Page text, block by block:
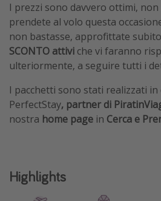
I prezzi sono davvero ottimi,
prendete al volo questa
non bastasse, approfittate
SCONTO attivi che vi faranno
ulteriormente, a seguire tutti i
I pacchetti sono stati realizzati
PerfectStay, partner di
nostra home page in Cerca e
Highlights